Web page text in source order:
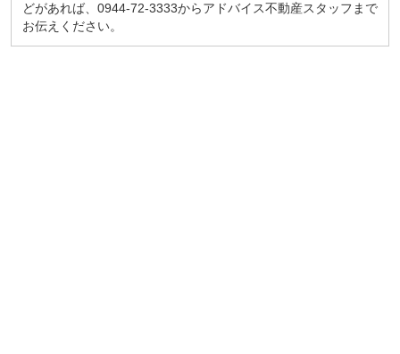
どがあれば、0944-72-3333からアドバイス不動産スタッフまで
お伝えください。